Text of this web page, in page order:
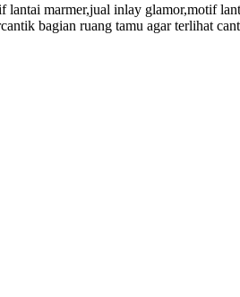
marmer,jual inlay glamor,motif
bagian ruang tamu agar terlihat